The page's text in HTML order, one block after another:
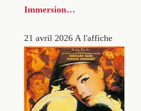
Immersion…
21 avril 2026 A l'affiche